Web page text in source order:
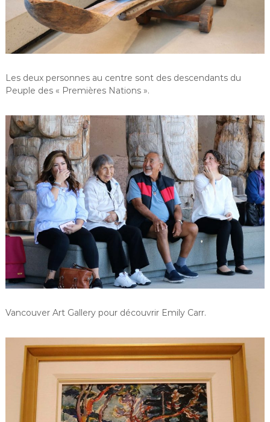
Les deux personnes au centre sont des descendants du
Peuple des « Premières Nations ».
Vancouver Art Gallery pour découvrir Emily Carr.